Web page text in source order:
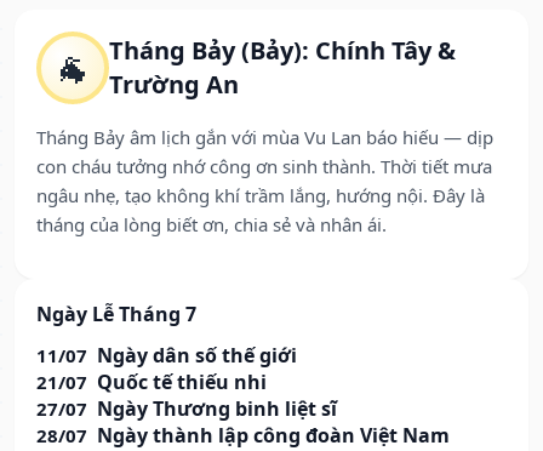
🐐
Tháng Bảy (Bảy): Chính Tây &
Trường An
Tháng Bảy âm lịch gắn với mùa Vu Lan báo hiếu — dịp
con cháu tưởng nhớ công ơn sinh thành. Thời tiết mưa
ngâu nhẹ, tạo không khí trầm lắng, hướng nội. Đây là
tháng của lòng biết ơn, chia sẻ và nhân ái.
Ngày Lễ Tháng 7
11/07 Ngày dân số thế giới
21/07 Quốc tế thiếu nhi
27/07 Ngày Thương binh liệt sĩ
28/07 Ngày thành lập công đoàn Việt Nam